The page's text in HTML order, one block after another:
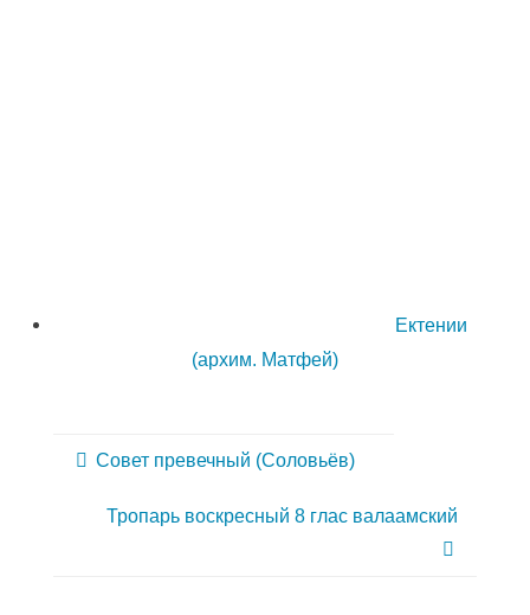
Ектении
(архим. Матфей)
Совет превечный (Соловьёв)
Тропарь воскресный 8 глас валаамский